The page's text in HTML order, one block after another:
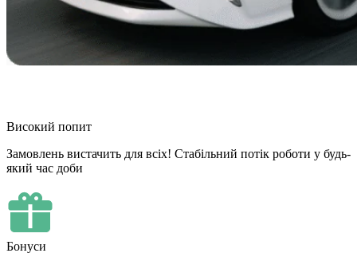
Високий попит
Замовлень вистачить для всіх! Стабільний потік роботи у будь-
який час доби
Бонуси